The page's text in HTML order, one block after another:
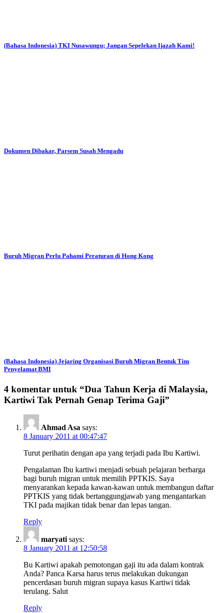
(Bahasa Indonesia) TKI Nusawungu; Jangan Sepelekan Ijazah Kami!
Dokumen Dibakar, Parsem Susah Mengadu
Buruh Migran Perlu Pahami Peraturan di Hong Kong
(Bahasa Indonesia) Jejaring Organisasi Buruh Migran Bentuk Tim
Penyelamat BMI
4 komentar untuk “Dua Tahun Kerja di Malaysia,
Kartiwi Tak Pernah Genap Terima Gaji”
Ahmad Asa says:
8 January 2011 at 00:47:47
Turut perihatin dengan apa yang terjadi pada Ibu Kartiwi.
Pengalaman Ibu kartiwi menjadi sebuah pelajaran berharga
bagi buruh migran untuk memilih PPTKIS. Saya
menyarankan kepada kawan-kawan untuk membangun daftar
PPTKIS yang tidak bertanggungjawab yang mengantarkan
TKI pada majikan tidak benar dan lepas tangan.
Reply
maryati says:
8 January 2011 at 12:50:58
Bu Kartiwi apakah pemotongan gaji itu ada dalam kontrak
Anda? Panca Karsa harus terus melakukan dukungan
pencerdasan buruh migran supaya kasus Kartiwi tidak
terulang. Salut
Reply